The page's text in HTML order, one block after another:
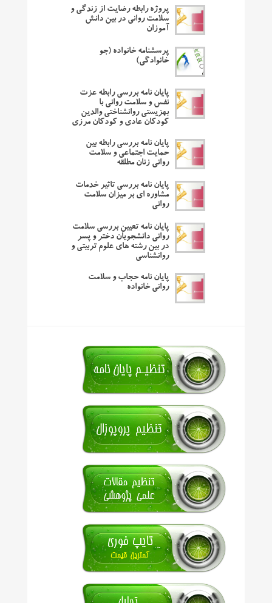
پروژه رابطه رضایت از زندگی و
سلامت روانی در بین دانش
آموزان
پرسشنامه خانواده (جو
خانوادگی)
پایان نامه بررسی رابطه عزت
نفس و سلامت روانی با
بهزیستی روانشناختی والدین
کودکان عادی و کودکان مرزی
پایان نامه بررسی رابطه بین
حمایت اجتماعی و سلامت
روانی زنان مطلقه
پایان نامه بررسی تاثیر خدمات
مشاوره ای بر میزان سلامت
روانی
پایان نامه تعیین بررسی سلامت
روانی دانشجویان دختر و پسر
در بین رشته های علوم تربیتی و
روانشناسی
پایان نامه حجاب و سلامت
روانی خانواده